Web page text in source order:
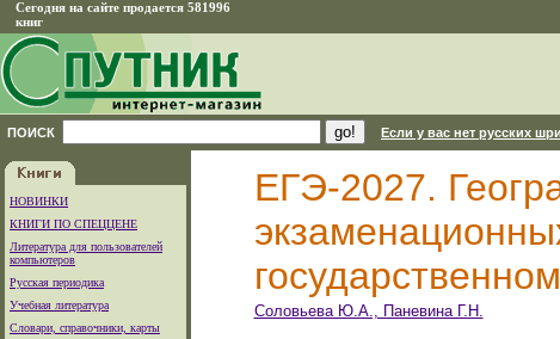
Сегодня на сайте продается 581996
книг
ПОИСК Если у вас нет русских
НОВИНКИ
КНИГИ ПО СПЕЦЦЕНЕ
Литература для пользователей
компьютеров
Русская периодика
Учебная литература
Словари, справочники, карты
ЕГЭ-2027.
Соловьева Ю.А., Паневина Г.Н.